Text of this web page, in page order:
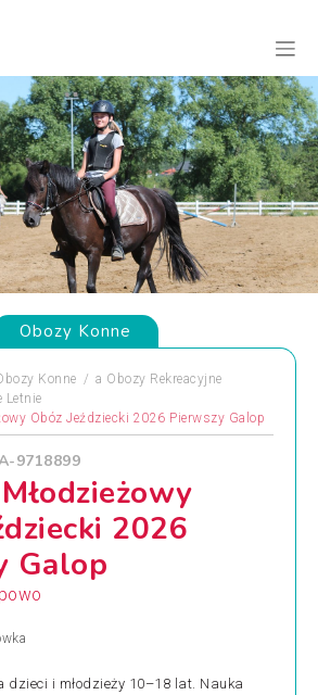
Obozy Konne
Konne a Obozy Rekreacyjne
Letnie
Obóz Jeździecki 2026 Pierwszy Galop
9718899
2026
Galop
dzieci i młodzieży 10–18 lat. Nauka